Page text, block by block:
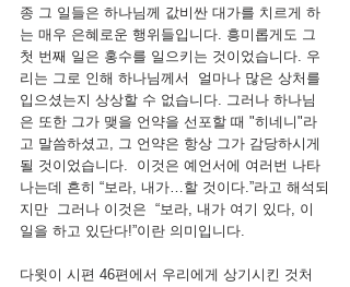
종 그 일들은 하나님께 값비싼 대가를 치르게 하
는 매우 은혜로운 행위들입니다. 흥미롭게도 그
첫 번째 일은 홍수를 일으키는 것이었습니다. 우
리는 그로 인해 하나님께서  얼마나 많은 상처를
입으셨는지 상상할 수 없습니다. 그러나 하나님
은 또한 그가 맺을 언약을 선포할 때 "히네니"라
고 말씀하셨고, 그 언약은 항상 그가 감당하시게
될 것이었습니다.  이것은 예언서에 여러번 나타
나는데 흔히 “보라, 내가…할 것이다.”라고 해석되
지만  그러나 이것은  “보라, 내가 여기 있다, 이
일을 하고 있단다!”이란 의미입니다.
다윗이 시편 46편에서 우리에게 상기시킨 것처